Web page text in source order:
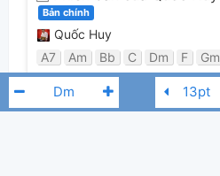
Bản chính
Quốc Huy
A7 Am Bb C Dm F Gm
Guitar Tabs (0)